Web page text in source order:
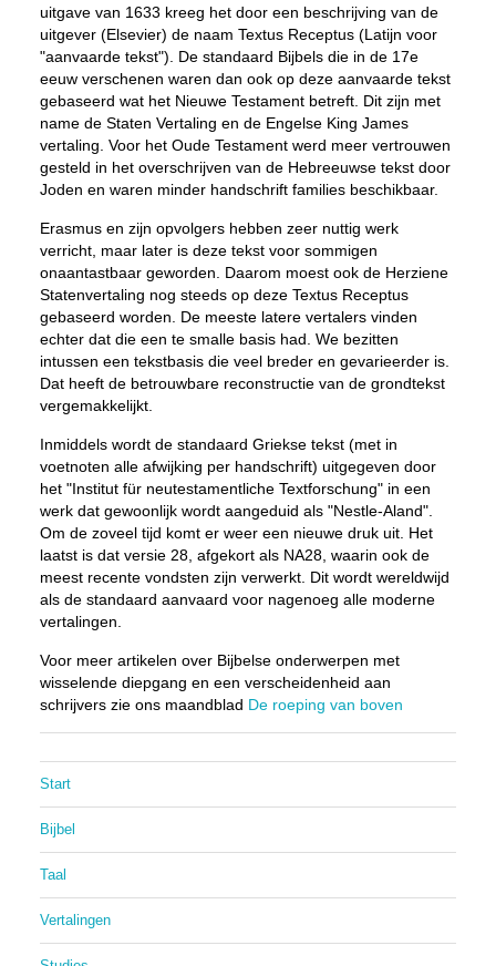
uitgave van 1633 kreeg het door een beschrijving van de
uitgever (Elsevier) de naam Textus Receptus (Latijn voor
"aanvaarde tekst"). De standaard Bijbels die in de 17e
eeuw verschenen waren dan ook op deze aanvaarde tekst
gebaseerd wat het Nieuwe Testament betreft. Dit zijn met
name de Staten Vertaling en de Engelse King James
vertaling. Voor het Oude Testament werd meer vertrouwen
gesteld in het overschrijven van de Hebreeuwse tekst door
Joden en waren minder handschrift families beschikbaar.
Erasmus en zijn opvolgers hebben zeer nuttig werk
verricht, maar later is deze tekst voor sommigen
onaantastbaar geworden. Daarom moest ook de Herziene
Statenvertaling nog steeds op deze Textus Receptus
gebaseerd worden. De meeste latere vertalers vinden
echter dat die een te smalle basis had. We bezitten
intussen een tekstbasis die veel breder en gevarieerder is.
Dat heeft de betrouwbare reconstructie van de grondtekst
vergemakkelijkt.
Inmiddels wordt de standaard Griekse tekst (met in
voetnoten alle afwijking per handschrift) uitgegeven door
het "Institut für neutestamentliche Textforschung" in een
werk dat gewoonlijk wordt aangeduid als "Nestle-Aland".
Om de zoveel tijd komt er weer een nieuwe druk uit. Het
laatst is dat versie 28, afgekort als NA28, waarin ook de
meest recente vondsten zijn verwerkt. Dit wordt wereldwijd
als de standaard aanvaard voor nagenoeg alle moderne
vertalingen.
Voor meer artikelen over Bijbelse onderwerpen met
wisselende diepgang en een verscheidenheid aan
schrijvers zie ons maandblad De roeping van boven
Start
Bijbel
Taal
Vertalingen